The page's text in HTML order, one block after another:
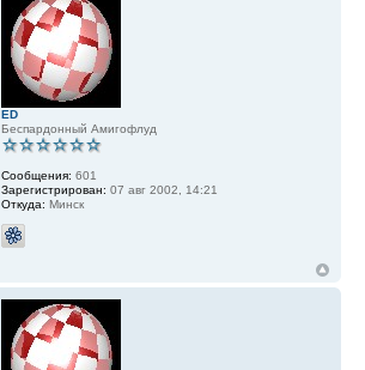
ED
Беспардонный Амигофлуд
Сообщения: 601
Зарегистрирован: 07 авг 2002, 14:21
Откуда: Минск